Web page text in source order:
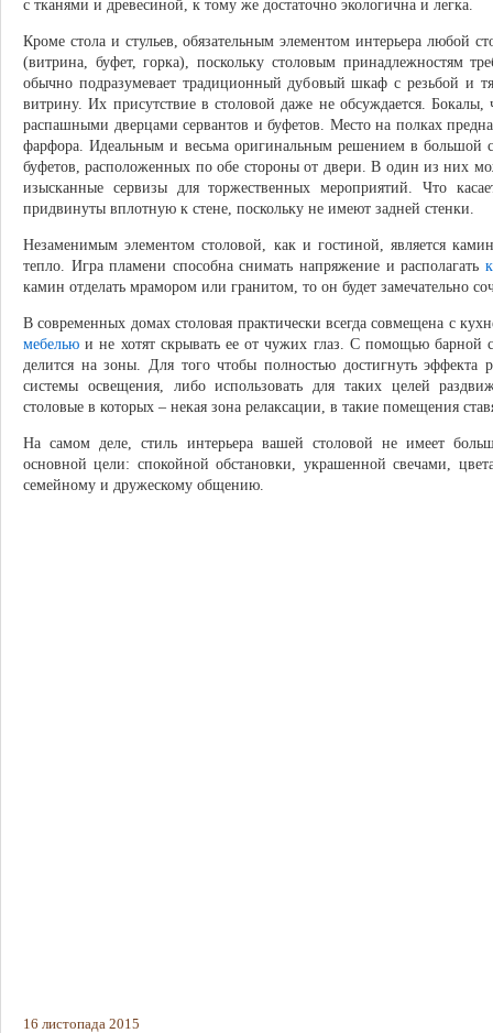
с тканями и древесиной, к тому же достаточно экологична и легка.
Кроме стола и стульев, обязательным элементом интерьера любой
(витрина, буфет, горка), поскольку столовым принадлежностям
обычно подразумевает традиционный дубовый шкаф с резьбой и
витрину. Их присутствие в столовой даже не обсуждается.
распашными дверцами сервантов и буфетов. Место на полках
фарфора. Идеальным и весьма оригинальным решением в большой
буфетов, расположенных по обе стороны от двери. В один из них
изысканные сервизы для торжественных мероприятий. Что
придвинуты вплотную к стене, поскольку не имеют задней стенки.
Незаменимым элементом столовой, как и гостиной, является
тепло. Игра пламени способна снимать напряжение и располагать
камин отделать мрамором или гранитом, то он будет замечательно
В современных домах столовая практически всегда совмещена с
мебелью и не хотят скрывать ее от чужих глаз. С помощью барной
делится на зоны. Для того чтобы полностью достигнуть эффекта
системы освещения, либо использовать для таких целей
столовые в которых – некая зона релаксации, в такие помещения
На самом деле, стиль интерьера вашей столовой не имеет
основной цели: спокойной обстановки, украшенной свечами,
семейному и дружескому общению.
16 листопада 2015